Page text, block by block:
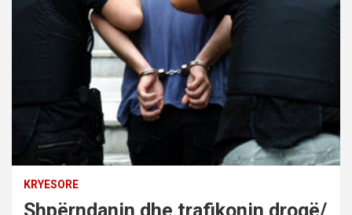
KRYESORE
Shpërndanin dhe trafikonin drogë/